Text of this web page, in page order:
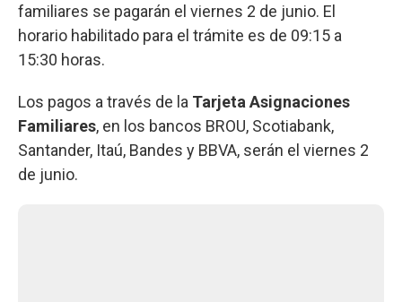
familiares se pagarán el viernes 2 de junio. El
horario habilitado para el trámite es de 09:15 a
15:30 horas.
Los pagos a través de la Tarjeta Asignaciones
Familiares, en los bancos BROU, Scotiabank,
Santander, Itaú, Bandes y BBVA, serán el viernes 2
de junio.